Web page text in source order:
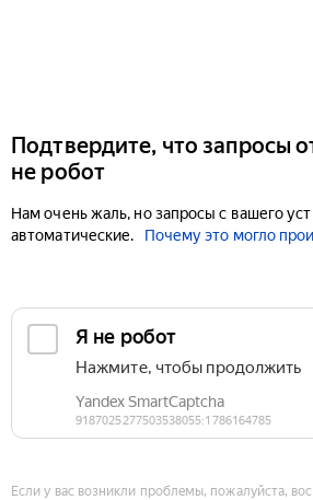
Подтвердите, что запросы
не робот
Нам очень жаль, но запросы с вашего
автоматические.
Почему это могло
Если у вас возникли проблемы, пожалуйста,